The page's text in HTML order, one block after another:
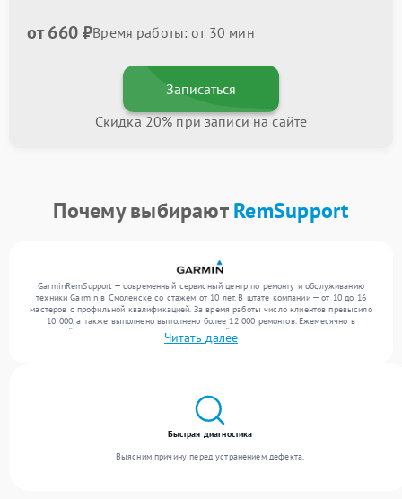
от 660 ₽Время работы: от 30 мин
Записаться
Скидка 20% при записи на сайте
Почему выбираютRemSupport
GarminRemSupport — современный сервисный центр по ремонту и обслуживанию
техники Garmin в Смоленске со стажем от 10 лет. В штате компании — от 10 до 16
мастеров с профильной квалификацией. За время работы число клиентов превысило
10 000, а также выполнено выполнено более 12 000 ремонтов. Ежемесячно в
сервисный центр поступает более 300 обращений, включая , , . Мы беремся за задачи
любой сложности и предлагаем стабильный уровень сервиса благодаря
Читать далее
Быстрая диагностика
Выясним причину перед устранением дефекта.